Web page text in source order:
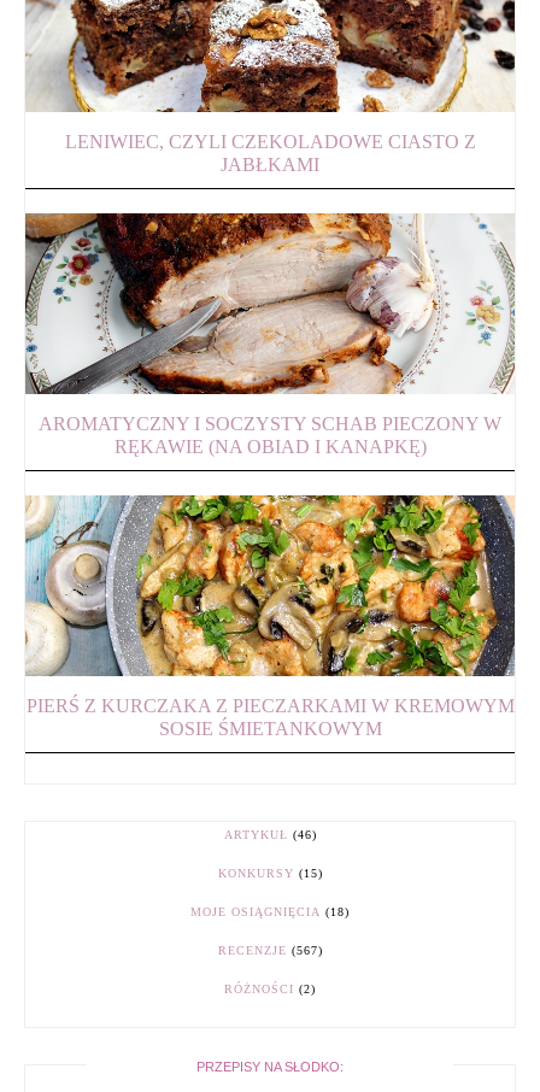
LENIWIEC, CZYLI CZEKOLADOWE CIASTO Z
JABŁKAMI
AROMATYCZNY I SOCZYSTY SCHAB PIECZONY W
RĘKAWIE (NA OBIAD I KANAPKĘ)
PIERŚ Z KURCZAKA Z PIECZARKAMI W KREMOWYM
SOSIE ŚMIETANKOWYM
ARTYKUŁ (46)
KONKURSY (15)
MOJE OSIĄGNIĘCIA (18)
RECENZJE (567)
RÓŻNOŚCI (2)
PRZEPISY NA SŁODKO: